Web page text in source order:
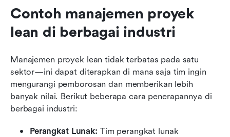
Contoh manajemen proyek
lean di berbagai industri
Manajemen proyek lean tidak terbatas pada satu
sektor—ini dapat diterapkan di mana saja tim ingin
mengurangi pemborosan dan memberikan lebih
banyak nilai. Berikut beberapa cara penerapannya di
berbagai industri:
Perangkat Lunak: Tim perangkat lunak